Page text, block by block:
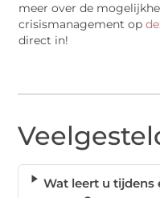
meer over de
crisismanagement op
direct in!
Wat leert u tijdens